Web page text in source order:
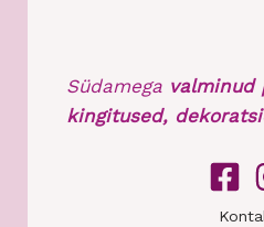
Südamega valminud
kingitused,